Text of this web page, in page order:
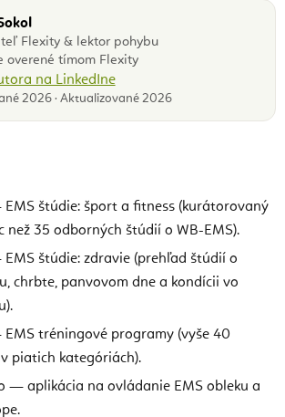
Flexity & lektor pohybu
overené tímom Flexity
na LinkedIne
2026 · Aktualizované 2026
štúdie: šport a fitness (kurátorovaný
než 35 odborných štúdií o WB-EMS).
štúdie: zdravie (prehľad štúdií o
chrbte, panvovom dne a kondícii vo
tréningové programy (vyše 40
piatich kategóriách).
— aplikácia na ovládanie EMS obleku a